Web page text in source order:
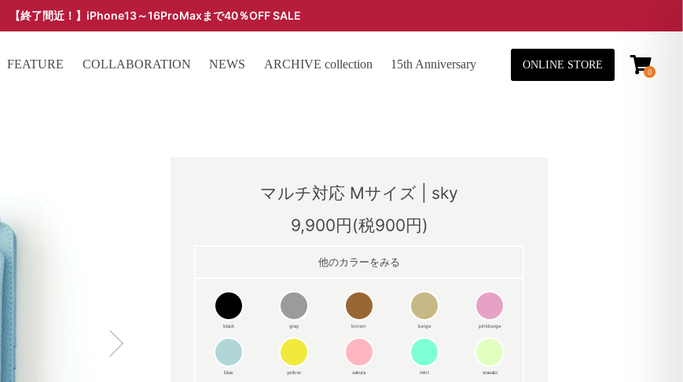
【終了間近！】iPhone13～16ProMaxまで40％OFF SALE
FEATURE COLLABORATION NEWS ARCHIVE collection 15th Anniversary ONLINE STORE
0
マルチ対応 Mサイズ | sky
9,900円(税900円)
他のカラーをみる
black gray brown beige pinkbeige
blue yellow sakura mint wasabi